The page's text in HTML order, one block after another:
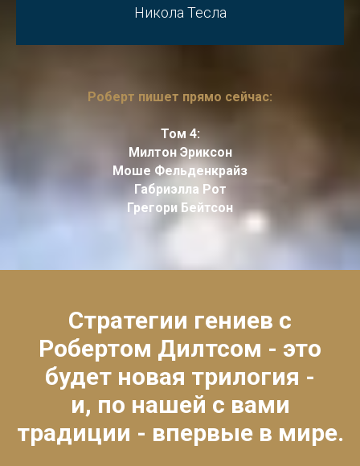
Никола Тесла
Роберт пишет прямо сейчас:
Том 4:
Милтон Эриксон
Моше Фельденкрайз
Габриэлла Рот
Грегори Бейтсон
Стратегии гениев с
Робертом Дилтсом - это
будет новая трилогия -
и, по нашей с вами
традиции - впервые в мире.